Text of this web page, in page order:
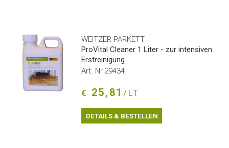
WEITZER PARKETT
ProVital Cleaner 1 Liter - zur intensiven
Erstreinigung
Art. Nr.29434
€ 25,81/LT
DETAILS & BESTELLEN